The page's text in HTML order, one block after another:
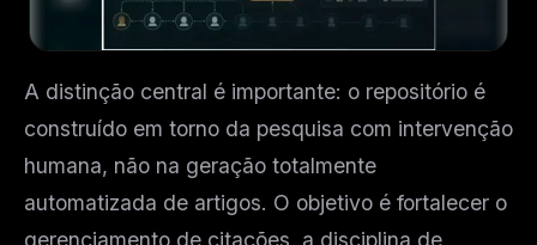
A distinção central é importante: o repositório é
construído em torno da pesquisa com intervenção
humana, não na geração totalmente
automatizada de artigos. O objetivo é fortalecer o
gerenciamento de citações, a disciplina de